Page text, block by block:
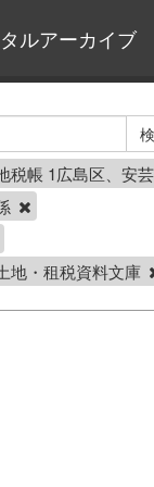
ルアーカイブ
税帳 1広島区、安
地・租税資料文庫